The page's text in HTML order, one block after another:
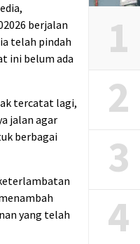
berjalan
telah pindah
ini belum ada
tercatat lagi,
jalan agar
berbagai
yang telah
1
2
3
4